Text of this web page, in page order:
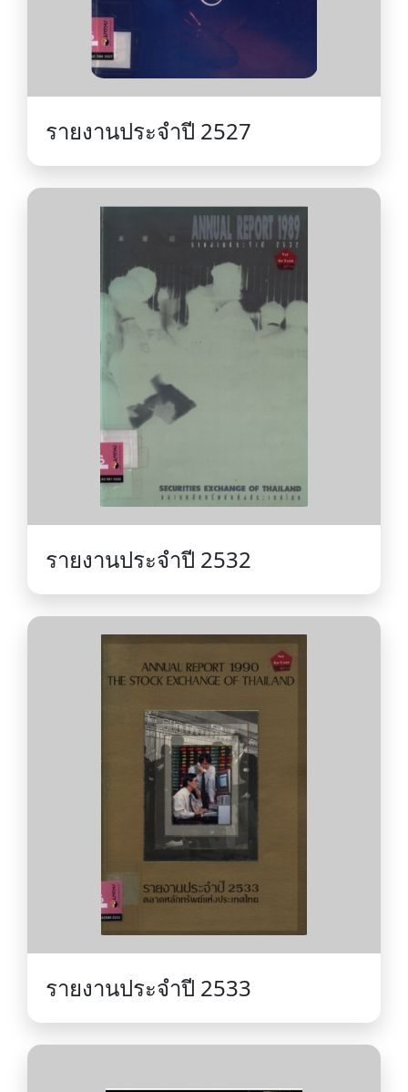
รายงานประจำปี 2527
รายงานประจำปี 2532
รายงานประจำปี 2533